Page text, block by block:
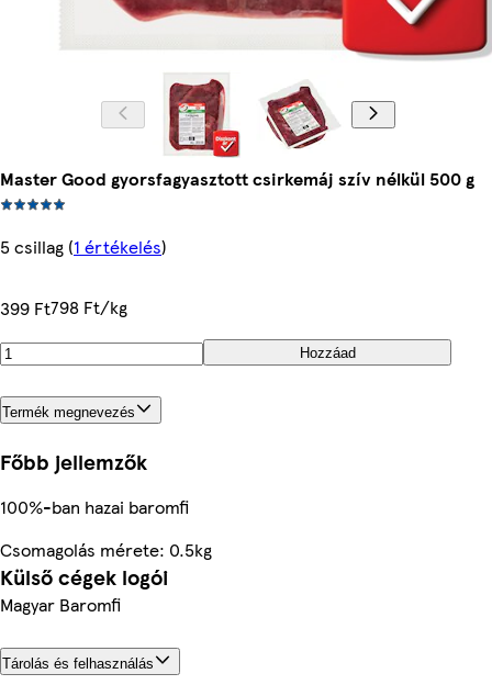
Master Good gyorsfagyasztott csirkemáj szív nélkül 500 g
5 csillag (1 értékelés)
399 Ft798 Ft/kg
Hozzáad
Termék megnevezés
Főbb jellemzők
100%-ban hazai baromfi
Csomagolás mérete: 0.5kg
Külső cégek logói
Magyar Baromfi
Tárolás és felhasználás